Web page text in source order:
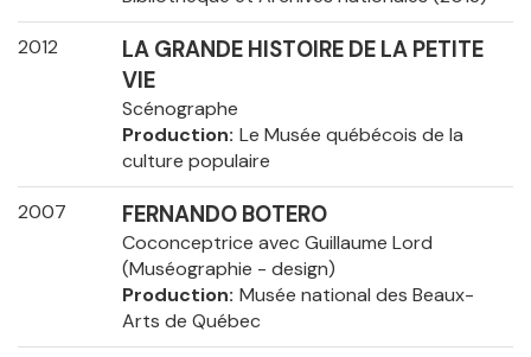
2012
LA GRANDE HISTOIRE DE LA PETITE
VIE
Scénographe
Production Le Musée québécois de la
culture populaire
2007 FERNANDO BOTERO
Coconceptrice avec Guillaume Lord
(Muséographie - design)
Production Musée national des Beaux-
Arts de Québec